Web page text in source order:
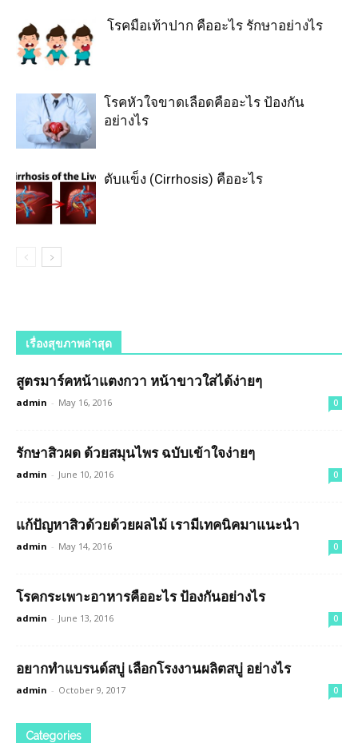
โรคมือเท้าปาก คืออะไร รักษาอย่างไร
โรคหัวใจขาดเลือดคืออะไร ป้องกัน
อย่างไร
ตับแข็ง (Cirrhosis) คืออะไร
เรื่องสุขภาพล่าสุด
สูตรมาร์คหน้าแตงกวา หน้าขาวใสได้ง่ายๆ
admin - May 16, 2016 0
รักษาสิวผด ด้วยสมุนไพร ฉบับเข้าใจง่ายๆ
admin - June 10, 2016 0
แก้ปัญหาสิวด้วยด้วยผลไม้ เรามีเทคนิคมาแนะนำ
admin - May 14, 2016 0
โรคกระเพาะอาหารคืออะไร ป้องกันอย่างไร
admin - June 13, 2016 0
อยากทำแบรนด์สบู่ เลือกโรงงานผลิตสบู่ อย่างไร
admin - October 9, 2017 0
Categories